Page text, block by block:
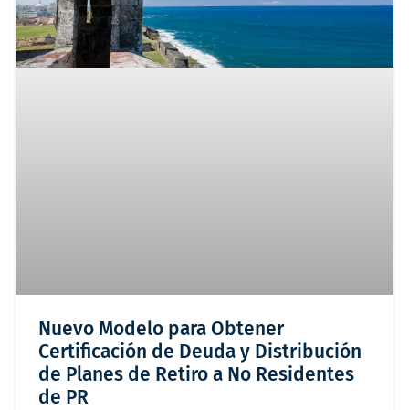
Nuevo Modelo para Obtener
Certificación de Deuda y Distribución
de Planes de Retiro a No Residentes
de PR